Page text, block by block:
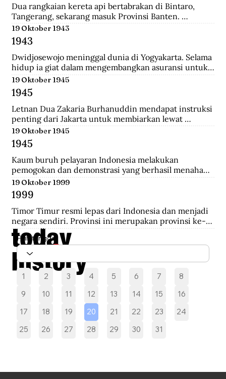
Pilih tanggal
1 2 3 4 5 6 7
8
9
10 11 12 13 14 15
16
17
18 19 20 21 22 23
24
25
26 27 28 29 30 31
Dua rangkaian kereta api bertabrakan di Bintaro,
Tangerang, sekarang masuk Provinsi Banten.
Lokomotif dan gerbong pertama masing-masing
kereta hancur-lebur. Ratusan penumpang tewas
mengenaskan. Suara tabrakan terdengar hingga
beberapa belas meter. Kecelakaan kereta terburuk
sepanjang sejarah Indonesia. Kecelakaan ini terjadi
Senin pagi, sekira jam tujuh. Waktu padat penumpang
untuk Kereta api (KA) 225 trayek Rangkasbitung—
Jakarta Kota. Kereta ini mengangkut 1.887
penumpang.
19 Oktober 1943
1943
Dwidjosewojo meninggal dunia di Yogyakarta. Selama
hidup ia giat dalam mengembangkan asuransi untuk
anak negeri. Hingga OL Mij Boemipoetera dan
Merdika sebagai usaha asuransi mendapat pengakuan
badan hukum.
19 Oktober 1945
1945
Letnan Dua Zakaria Burhanuddin mendapat instruksi
penting dari Jakarta untuk membiarkan lewat
serangkaian kereta api memuat 90 Kaigun (Angkatan
Laut Jepang) yang akan melintasi Stasiun Bekasi.
Namun saat tiba, rakyat dan pejuang Bekasi langsung
melakukan pengepungan hingga terjadi penembakan
yang akhirnya saling serbu.
19 Oktober 1945
1945
Kaum buruh pelayaran Indonesia melakukan
pemogokan dan demonstrasi yang berhasil menahan
sebelas kapal Belanda di Pelabuhan New York yang
akan mengangkut perlengkapan perang yang
diperoleh dari Pemerintah AS.
19 Oktober 1999
1999
Timor Timur resmi lepas dari Indonesia dan menjadi
negara sendiri. Provinsi ini merupakan provinsi ke-27
Indonesia selama 24 tahun.